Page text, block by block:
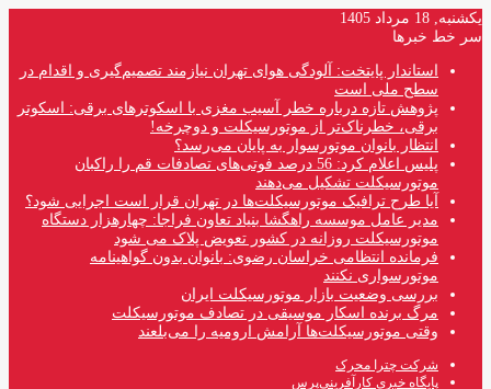
یکشنبه, 18 مرداد 1405
سر خط خبرها
استاندار پایتخت: آلودگی هوای تهران نیازمند تصمیم‌گیری و اقدام در
سطح ملی است
پژوهش تازه درباره خطر آسیب مغزی با اسکوترهای برقی: اسکوتر
برقی، خطرناک‌تر از موتورسیکلت و دوچرخه!
انتظار بانوان موتورسوار به پایان می‌رسد؟
پلیس اعلام کرد: 56 درصد فوتی‌های تصادفات قم را راکبان
موتورسیکلت تشکیل می‌دهند
آیا طرح ترافیک موتورسیکلت‌ها در تهران قرار است اجرایی شود؟
مدیر عامل موسسه راهگشا بنیاد تعاون فراجا: چهارهزار دستگاه
موتورسیکلت روزانه در کشور تعویض پلاک می شود
فرمانده انتظامی خراسان رضوی: بانوان بدون گواهینامه
موتورسواری نکنند
بررسی وضعیت بازار موتورسیکلت ایران
مرگ برنده اسکار موسیقی در تصادف موتورسیکلت
وقتی موتورسیکلت‌ها آرامش ارومیه را می‌بلعند
شرکت چترا محرک
پایگاه خبری کارآفرینی‌پرس